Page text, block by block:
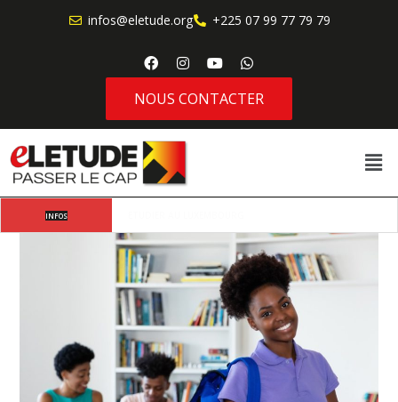
infos@eletude.org +225 07 99 77 79 79
NOUS CONTACTER
INFOS